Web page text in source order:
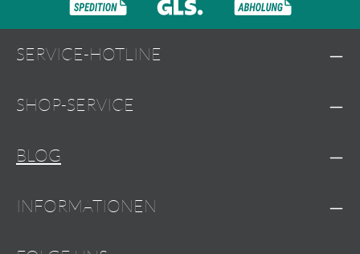
SERVICE-HOTLINE
SHOP-SERVICE
BLOG
INFORMATIONEN